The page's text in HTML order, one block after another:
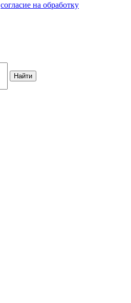
согласие на обработку